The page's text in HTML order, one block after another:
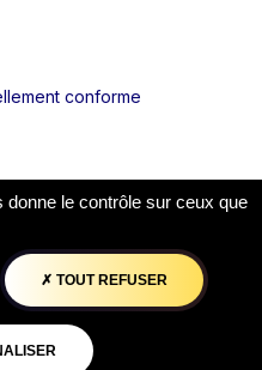
conforme
le contrôle sur ceux que
TOUT REFUSER